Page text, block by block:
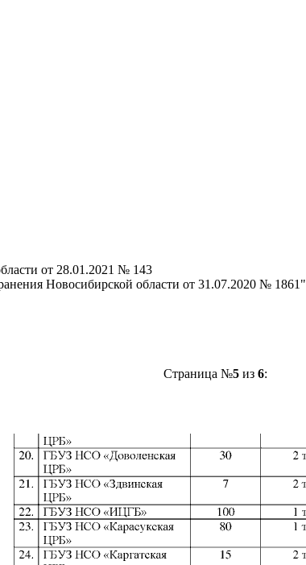
от 28.01.2021 № 143
Новосибирской области от 31.07.2020 № 1861"
Страница №5из 6: